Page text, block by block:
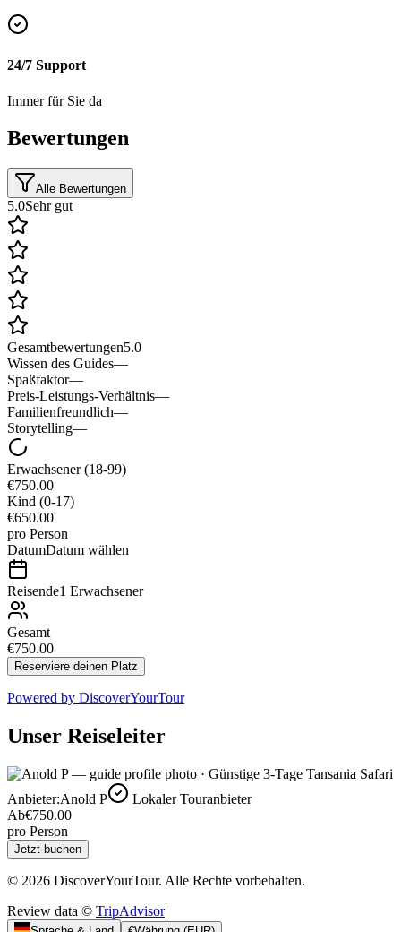
24/7 Support
Immer für Sie da
Bewertungen
Alle Bewertungen
5.0Sehr gut
Gesamtbewertungen5.0
Wissen des Guides—
Spaßfaktor—
Preis-Leistungs-Verhältnis—
Familienfreundlich—
Storytelling—
Erwachsener (18-99)
€750.00
Kind (0-17)
€650.00
pro Person
DatumDatum wählen
Reisende1 Erwachsener
Gesamt
€750.00
Reserviere deinen Platz
Powered by DiscoverYourTour
Unser Reiseleiter
Anbieter:Anold P
Lokaler Touranbieter
Ab€750.00
pro Person
Jetzt buchen
© 2026 DiscoverYourTour. Alle Rechte vorbehalten.
Review data © TripAdvisor|